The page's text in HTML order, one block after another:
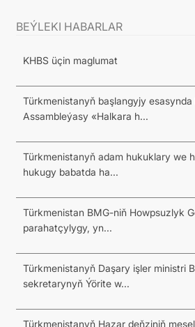
BEÝLEKI HABARLAR
KHBS üçin maglumat
Türkmenistanyň başlangyjy esasynda
Assambleýasy «Halkara h...
Türkmenistanyň adam hukuklary we
hukugy babatda ha...
Türkmenistan BMG-niň Howpsuzlyk
parahatçylygy, yn...
Türkmenistanyň Daşary işler ministri
sekretarynyň Ýörite w...
Türkmenistanyň Hazar deňziniň